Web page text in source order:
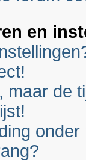
en
maar de